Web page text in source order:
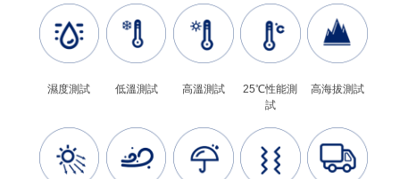
濕度測試 低溫測試 高溫測試
25℃性能測
試
高海拔測試